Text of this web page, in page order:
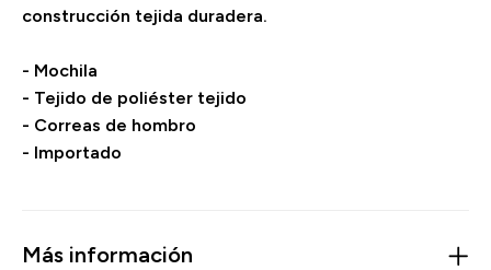
construcción tejida duradera.
- Mochila
- Tejido de poliéster tejido
- Correas de hombro
- Importado
Más información